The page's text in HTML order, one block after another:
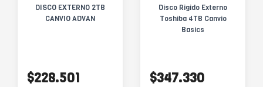
DISCO EXTERNO 2TB
CANVIO ADVAN
$228.501
Disco Rigido Externo
Toshiba 4TB Canvio
Basics
$347.330